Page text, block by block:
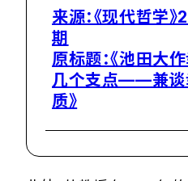
来源：《现代哲学
期
原标题：《池田大
几个支点——兼谈
质》